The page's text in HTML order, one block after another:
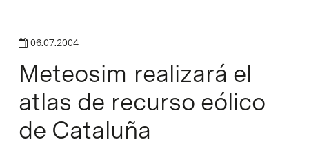
06.07.2004
Meteosim realizará el
atlas de recurso eólico
de Cataluña